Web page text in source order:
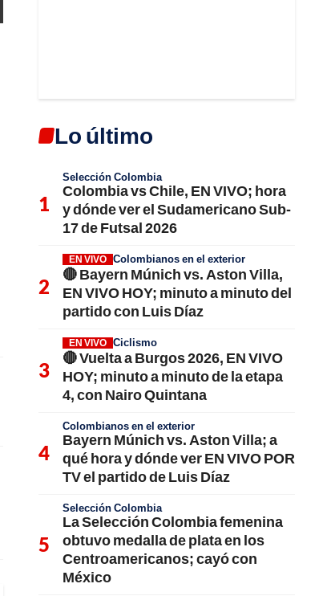
Lo último
Selección Colombia
Colombia vs Chile, EN VIVO; hora
y dónde ver el Sudamericano Sub-
17 de Futsal 2026
EN VIVO Colombianos en el exterior
🔴 Bayern Múnich vs. Aston Villa,
EN VIVO HOY; minuto a minuto del
partido con Luis Díaz
EN VIVO Ciclismo
🔴 Vuelta a Burgos 2026, EN VIVO
HOY; minuto a minuto de la etapa
4, con Nairo Quintana
Colombianos en el exterior
Bayern Múnich vs. Aston Villa; a
qué hora y dónde ver EN VIVO POR
TV el partido de Luis Díaz
Selección Colombia
La Selección Colombia femenina
obtuvo medalla de plata en los
Centroamericanos; cayó con
México